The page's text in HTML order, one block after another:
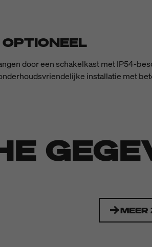
door een schakelkast met IP54-
installatie met
MEER